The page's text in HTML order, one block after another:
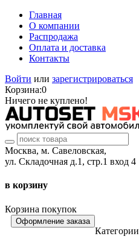
Главная
О компании
Распродажа
Оплата и доставка
Контакты
Войти или зарегистрироваться
Корзина:0
Ничего не куплено!
Москва, м. Савеловская,
ул. Складочная д.1, стр.1 вход 4
в корзину
Корзина покупок
Оформление заказа
Категории